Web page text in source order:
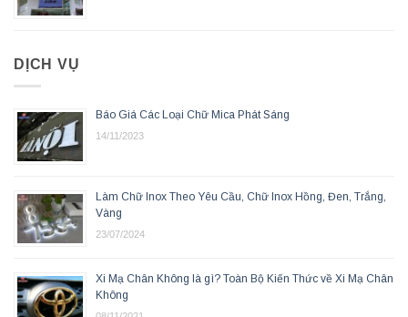
DỊCH VỤ
Báo Giá Các Loại Chữ Mica Phát Sáng
14/11/2023
Làm Chữ Inox Theo Yêu Cầu, Chữ Inox Hồng, Đen, Trắng,
Vàng
23/07/2024
Xi Mạ Chân Không là gì? Toàn Bộ Kiến Thức về Xi Mạ Chân
Không